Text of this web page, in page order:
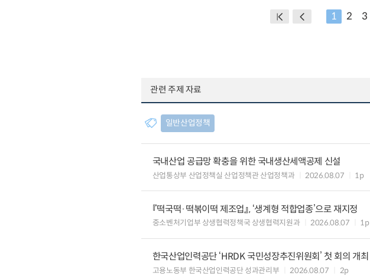
1 2 3
관련 주제 자료
일반산업정책
국내산업 공급망 확충을 위한 국내생산세액공제 신설
산업통상부 산업정책실 산업정책관 산업정책과 2026.08.07 1p
『떡국떡·떡볶이떡 제조업』, ‘생계형 적합업종’으로 재지정
중소벤처기업부 상생협력정책국 상생협력지원과 2026.08.07 1p
한국산업인력공단 ‘HRDK 국민성장추진위원회’ 첫 회의 개최
고용노동부 한국산업인력공단 성과관리부 2026.08.07 2p